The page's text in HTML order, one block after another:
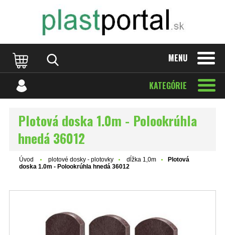
MENU
KATEGÓRIE
Plotová doska 1.0m - Polookrúhla
hnedá 36012
Úvod plotové dosky - plotovky dĺžka 1,0m
Plotová
doska 1.0m - Polookrúhla hnedá 36012